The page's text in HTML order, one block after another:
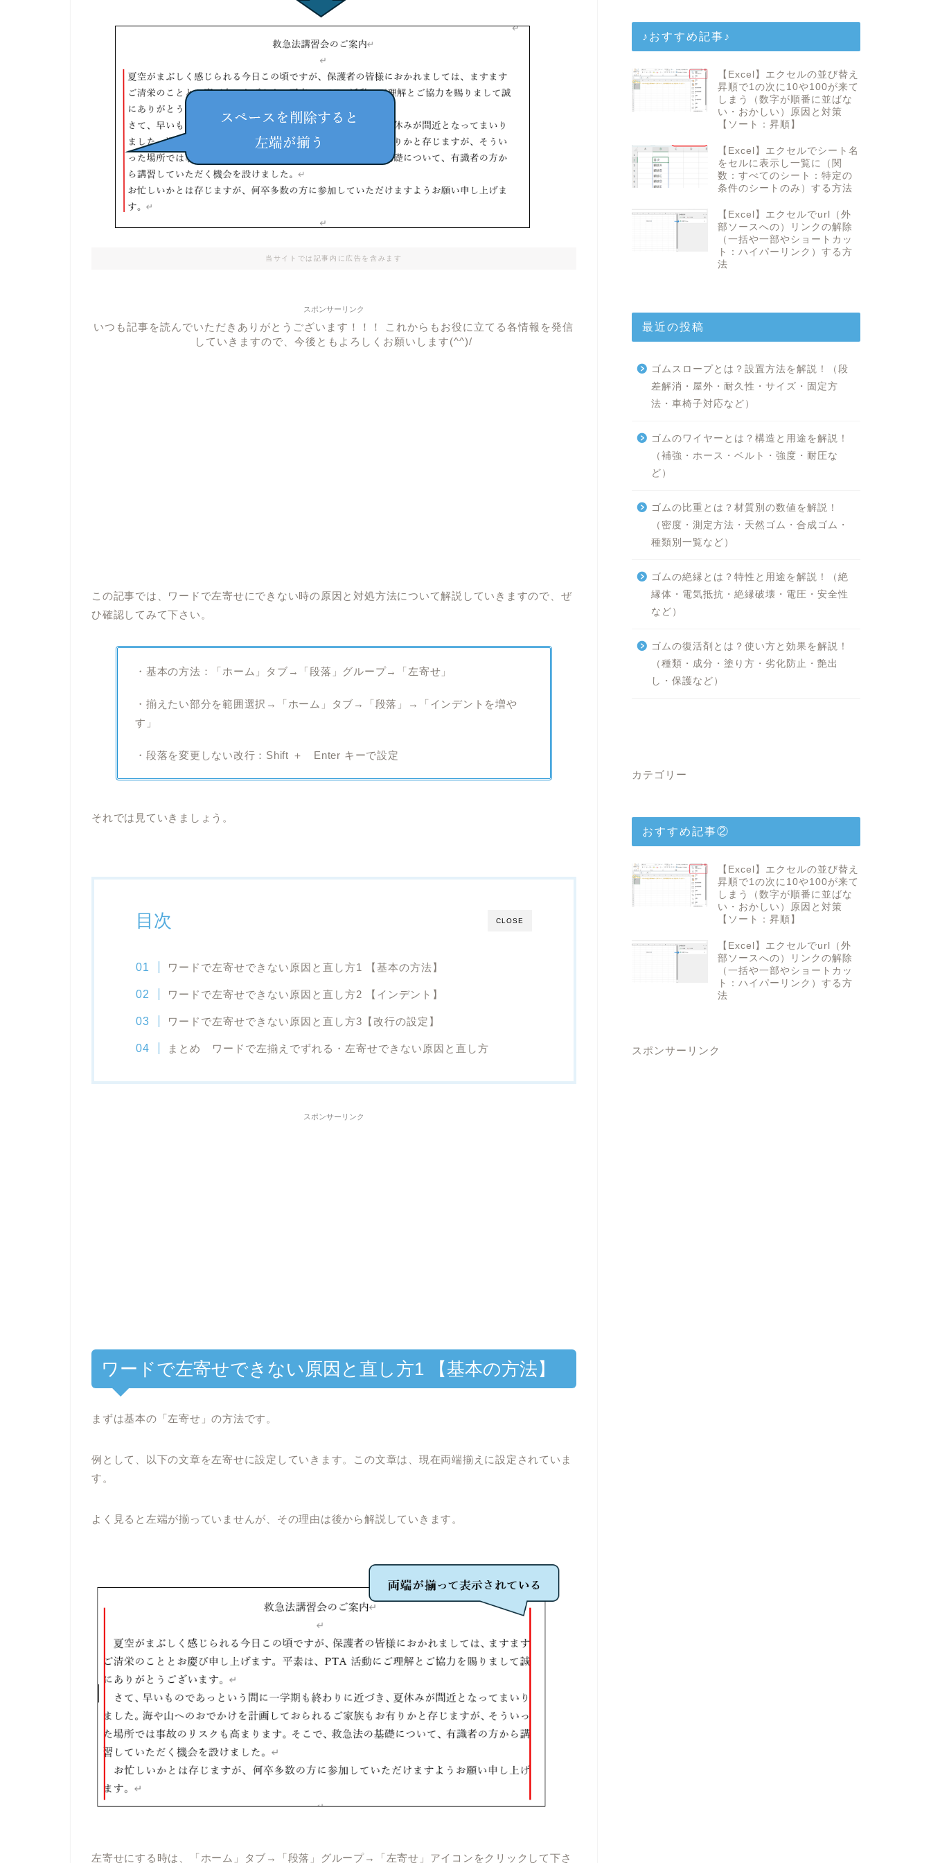
当サイトでは記事内に広告を含みます
スポンサーリンク
いつも記事を読んでいただきありがとうございます！！！ これからもお役に立てる各情報を発信
していきますので、今後ともよろしくお願いします(^^)/
この記事では、ワードで左寄せにできない時の原因と対処方法について解説していきますので、ぜ
ひ確認してみて下さい。
・基本の方法：「ホーム」タブ→「段落」グループ→「左寄せ」
・揃えたい部分を範囲選択→「ホーム」タブ→「段落」→「インデントを増や
す」
・段落を変更しない改行：Shift ＋ Enter キーで設定
それでは見ていきましょう。
CLOSE
目次
ワードで左寄せできない原因と直し方1 【基本の方法】
ワードで左寄せできない原因と直し方2 【インデント】
ワードで左寄せできない原因と直し方3【改行の設定】
まとめ ワードで左揃えでずれる・左寄せできない原因と直し方
スポンサーリンク
ワードで左寄せできない原因と直し方1 【基本の方法】
まずは基本の「左寄せ」の方法です。
例として、以下の文章を左寄せに設定していきます。この文章は、現在両端揃えに設定されていま
す。
よく見ると左端が揃っていませんが、その理由は後から解説していきます。
左寄せにする時は、「ホーム」タブ→「段落」グループ→「左寄せ」アイコンをクリックして下さ
♪おすすめ記事♪
【Excel】エクセルの並び替え
昇順で1の次に10や100が来て
しまう（数字が順番に並ばな
い・おかしい）原因と対策
【ソート：昇順】
【Excel】エクセルでシート名
をセルに表示し一覧に（関
数：すべてのシート：特定の
条件のシートのみ）する方法
【Excel】エクセルでurl（外
部ソースへの）リンクの解除
（一括や一部やショートカッ
ト：ハイパーリンク）する方
法
最近の投稿
ゴムスロープとは？設置方法を解説！（段
差解消・屋外・耐久性・サイズ・固定方
法・車椅子対応など）
ゴムのワイヤーとは？構造と用途を解説！
（補強・ホース・ベルト・強度・耐圧な
ど）
ゴムの比重とは？材質別の数値を解説！
（密度・測定方法・天然ゴム・合成ゴム・
種類別一覧など）
ゴムの絶縁とは？特性と用途を解説！（絶
縁体・電気抵抗・絶縁破壊・電圧・安全性
など）
ゴムの復活剤とは？使い方と効果を解説！
（種類・成分・塗り方・劣化防止・艶出
し・保護など）
カテゴリー
おすすめ記事②
【Excel】エクセルの並び替え
昇順で1の次に10や100が来て
しまう（数字が順番に並ばな
い・おかしい）原因と対策
【ソート：昇順】
【Excel】エクセルでurl（外
部ソースへの）リンクの解除
（一括や一部やショートカッ
ト：ハイパーリンク）する方
法
スポンサーリンク